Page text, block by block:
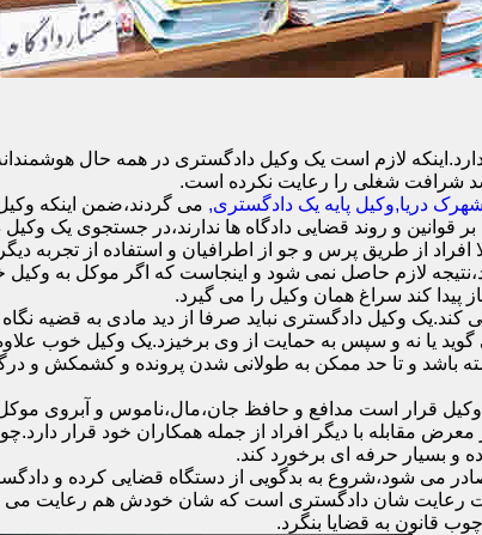
لازم است یک وکیل دادگستری در همه حال
شرافت شغلی را رعایت نکرده است.
دریا,وکیل پایه یک دادگستری, می گردند،ضمن اینکه
قوانین و روند قضایی دادگاه ها ندارند،در جستجوی یک
افراد از طریق پرس و جو از اطرافیان و استفاده از تجربه
لازم حاصل نمی شود و اینجاست که اگر موکل به وکیل
پیدا کند سراغ همان وکیل را می گیرد.
وکیل دادگستری نباید صرفا از دید مادی به قضیه
گوید یا نه و سپس به حمایت از وی برخیزد.یک وکیل خوب
باشد و تا حد ممکن به طولانی شدن پرونده و کشمکش و
است مدافع و حافظ جان،مال،ناموس و آبروی موکل
مقابله با دیگر افراد از جمله همکاران خود قرار
و بسیار حرفه ای برخورد کند.
می شود،شروع به بدگویی از دستگاه قضایی کرده و
رعایت شان دادگستری است که شان خودش هم رعایت می
قانون به قضایا بنگرد.